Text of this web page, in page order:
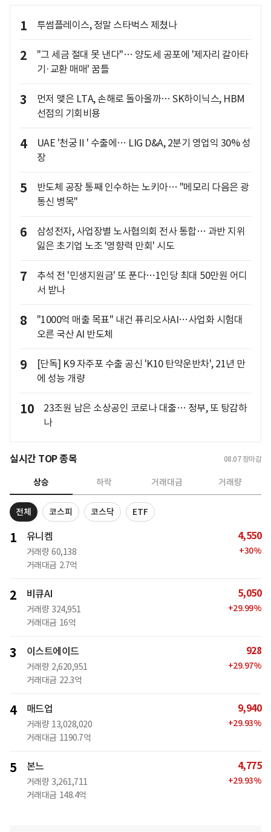
1 투썸플레이스, 정말 스타벅스 제쳤나
2
"그 세금 절대 못 낸다"… 양도세 공포에 '제자리 갈아타
기·교환 매매' 꿈틀
3
먼저 맺은 LTA, 손해로 돌아올까… SK하이닉스, HBM
선점의 기회비용
4
UAE '천궁Ⅱ' 수출에… LIG D&A, 2분기 영업익 30% 성
장
5
반도체 공장 통째 인수하는 노키아… "메모리 다음은 광
통신 병목"
6
삼성전자, 사업장별 노사협의회 전사 통합… 과반 지위
잃은 초기업 노조 '영향력 만회' 시도
7
추석 전 '민생지원금' 또 푼다…1인당 최대 50만원 어디
서 받나
8
"1000억 매출 목표" 내건 퓨리오사AI…사업화 시험대
오른 국산 AI 반도체
9
[단독] K9 자주포 수출 공신 'K10 탄약운반차', 21년 만
에 성능 개량
10
23조원 남은 소상공인 코로나 대출… 정부, 또 탕감하
나
실시간 TOP 종목 08.07 장마감
상승 하락 거래대금 거래량
전체 코스피 코스닥 ETF
1 유니켐
거래량 60,138
거래대금 2.7억
4,550
+30%
2 비큐AI
거래량 324,951
거래대금 16억
5,050
+29.99%
3 이스트에이드
거래량 2,620,951
거래대금 22.3억
928
+29.97%
4 매드업
거래량 13,028,020
거래대금 1190.7억
9,940
+29.93%
5 본느
거래량 3,261,711
거래대금 148.4억
4,775
+29.93%